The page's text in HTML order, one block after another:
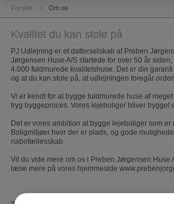
Forside > Om os
Kvalitet du kan stole på
PJ Udlejning er et datterselskab af Preben
Jørgensen Huse A/S startede for over 50 år
4.000 fuldmurede kvalitetshuse. Det er din
og at du kan stole på, at udlejningen foregår
Vi er kendt for at bygge fuldmurede huse af
tryg byggeproces. Vores lejeboliger bliver bygget
Det er vores ambition at bygge lejeboliger som er
Boligmiljøer hvor der er plads, og gode
nabofællesskab.
Vil du vide mere om os i Preben Jørgensen Huse
læse mere på vores hjemmeside